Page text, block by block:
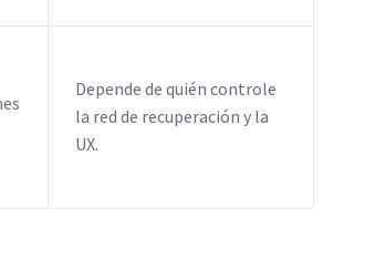
Depende de quién controle
la red de recuperación y la
UX.